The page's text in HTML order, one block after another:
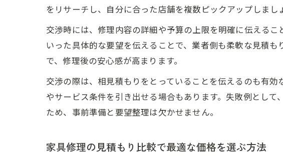
家具修
家具修
料金交渉な
大阪の
家具修
アンティー
をリサーチし、自分に合った店舗を複数ピックアップしまし
交渉時には、修理内容の詳細や予算の上限を明確に伝える
いった具体的な要望を伝えることで、業者側も柔軟な見積
で、修理後の安心感が高まります。
交渉の際は、相見積もりをとっていることを伝えるのも有
やサービス条件を引き出せる場合もあります。失敗例とし
ため、事前準備と要望整理は欠かせません。
家具修理の見積もり比較で最適な価格を選ぶ方法